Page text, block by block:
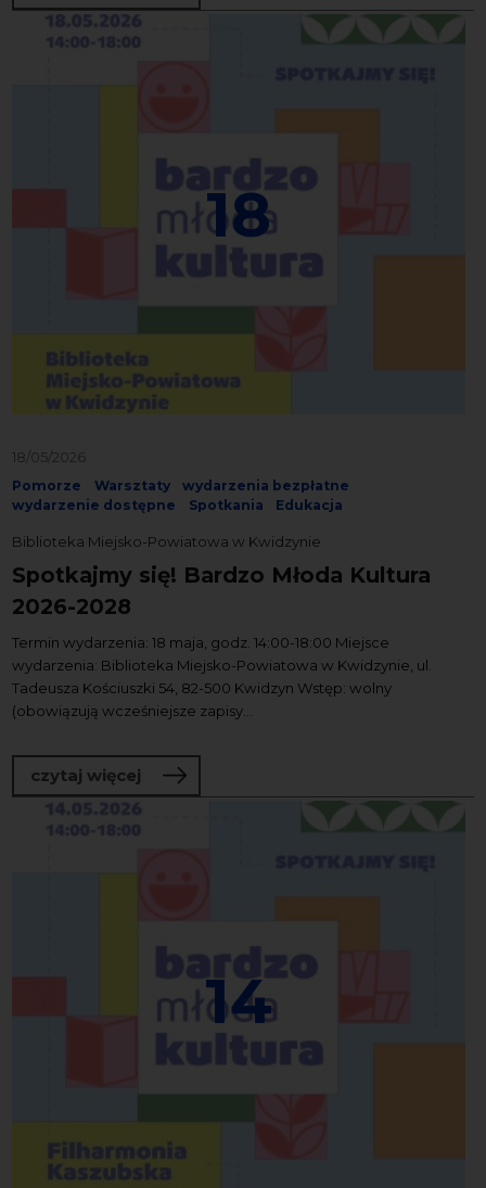
18
18/05/2026
Pomorze Warsztaty
wydarzenia bezpłatne
wydarzenie dostępne
Spotkania Edukacja
Biblioteka Miejsko-Powiatowa w Kwidzynie
Spotkajmy się! Bardzo Młoda Kultura
2026-2028
Termin wydarzenia: 18 maja, godz. 14:00-18:00 Miejsce
wydarzenia: Biblioteka Miejsko-Powiatowa w Kwidzynie, ul.
Tadeusza Kościuszki 54, 82-500 Kwidzyn Wstęp: wolny
(obowiązują wcześniejsze zapisy...
czytaj więcej o Spotkajmy się! Bardzo Młoda
14